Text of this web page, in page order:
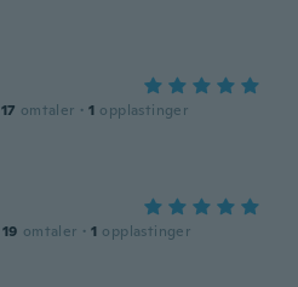
17 omtaler · 1 opplastinger
19 omtaler · 1 opplastinger